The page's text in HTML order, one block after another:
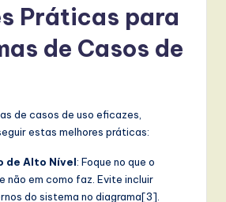
Práticas para
de Casos de
de casos de uso eficazes,
estas melhores práticas:
de Alto Nível: Foque no que o
não em como faz. Evite incluir
do sistema no diagrama[3].